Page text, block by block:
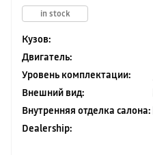
in stock
Кузов:
Двигатель:
Уровень комплектации:
Внешний вид:
Внутренняя отделка салона:
Dealership: